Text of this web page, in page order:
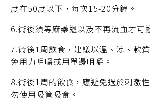
度在50度以下，每次15-20分鐘。
6.術後須等麻藥退以及不再流血才可
7.術後1周飲食，建議以溫、涼、軟
免用力咀嚼或用單邊咀嚼。
8.術後1周的飲食，應避免過於刺激
勿使用吸管吸食。